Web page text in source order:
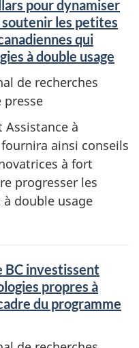
pour dynamiser
les petites
qui
à double usage
de recherches
presse
Assistance à
ainsi conseils
à fort
progresser les
double usage
BC investissent
propres à
du programme